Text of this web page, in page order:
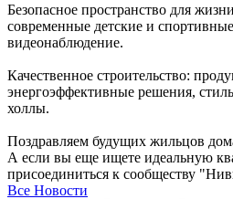
Безопасное пространство для
современные детские и
видеонаблюдение.
Качественное строительство:
энергоэффективные решения,
холлы.
Поздравляем будущих жильцов
А если вы еще ищете идеальную
присоединиться к сообществу
Все Новости